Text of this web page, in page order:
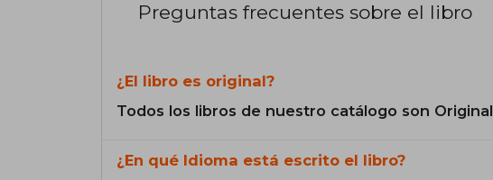
Preguntas frecuentes sobre el libro
¿El libro es original?
Todos los libros de nuestro catálogo son
¿En qué Idioma está escrito el libro?